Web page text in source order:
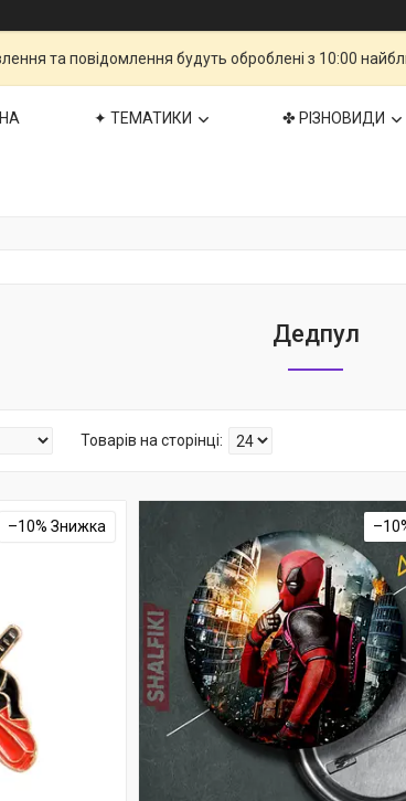
та повідомлення будуть оброблені з 10:00
✦ ТЕМАТИКИ ✤ РІЗНОВИДИ
Дедпул
–10%